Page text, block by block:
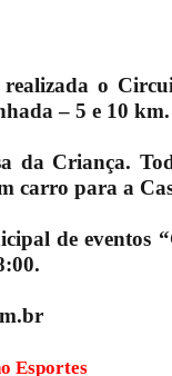
o
– 5 e 10 km.
da Criança.
carro para a
de eventos
Cerquilho